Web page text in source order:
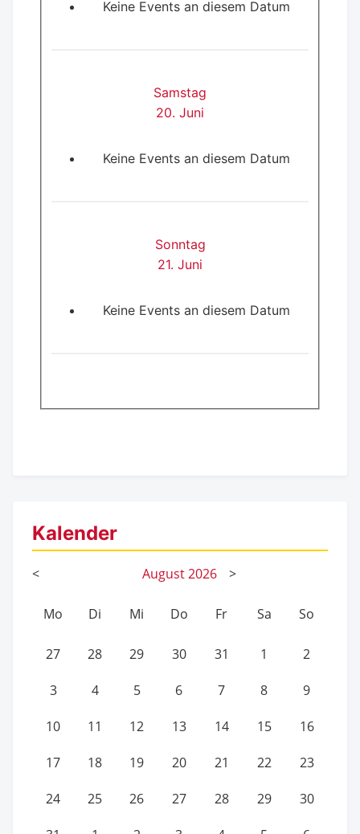
Keine Events an diesem Datum
Samstag
20. Juni
Keine Events an diesem Datum
Sonntag
21. Juni
Keine Events an diesem Datum
Kalender
< August2026 >
Mo Di Mi Do Fr Sa So
27 28 29 30 31 1 2
3 4 5 6 7 8 9
10 11 12 13 14 15 16
17 18 19 20 21 22 23
24 25 26 27 28 29 30